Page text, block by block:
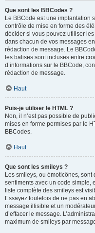
Que sont les BBCodes ?
Le BBCode est une implantation
contrôle de mise en forme des
décider si vous pouvez utiliser
dans chacun de vos messages
rédaction de message. Le
les balises sont incluses entre
d’informations sur le BBCode,
rédaction de message.
Haut
Puis-je utiliser le HTML ?
Non, il n’est pas possible de
mises en forme permises par le
BBCodes.
Haut
Que sont les smileys ?
Les smileys, ou émoticônes,
sentiments avec un code simple,
liste complète des smileys est
Essayez toutefois de ne pas en
message illisible et un
d’effacer le message.
maximum de smileys par